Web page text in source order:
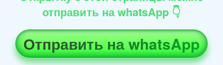
отправить на whatsApp 👇
Отправить на whatsApp